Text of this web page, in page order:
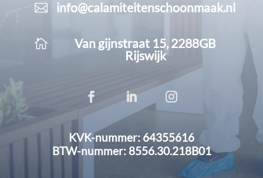
 info@calamiteitenschoonmaak.nl

Van gijnstraat 15, 2288GB
Rijswijk
KVK-nummer: 64355616
BTW-nummer: 8556.30.218B01